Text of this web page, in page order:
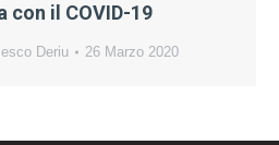
con il COVID-19
Deriu 26 Marzo 2020